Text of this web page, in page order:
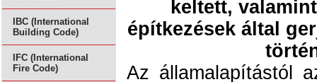
IBC (International
Building Code)
IFC (International
Fire Code)
keltett,
építkezések által
Az államalapítástól